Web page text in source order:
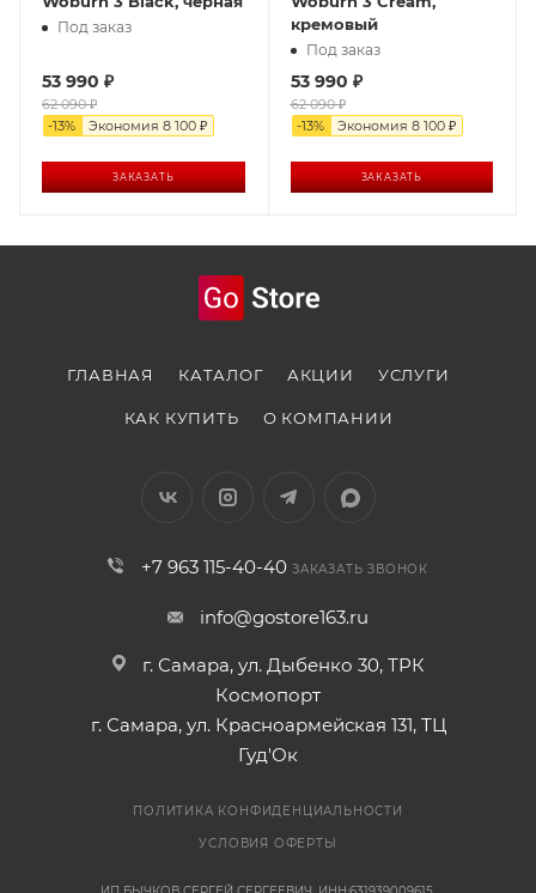
Под заказ
53 990 ₽
62 090₽
-13% Экономия 8 100 ₽
ЗАКАЗАТЬ
кремовый
Под заказ
53 990 ₽
62 090₽
-13% Экономия 8 100₽
ЗАКАЗАТЬ
ГЛАВНАЯ КАТАЛОГ АКЦИИ УСЛУГИ
КАК КУПИТЬ О КОМПАНИИ
+7 963 115-40-40 ЗАКАЗАТЬ ЗВОНОК
info@gostore163.ru
г. Самара, ул. Дыбенко 30, ТРК
Космопорт
г. Самара, ул. Красноармейская 131, ТЦ
Гуд'Ок
ПОЛИТИКА КОНФИДЕНЦИАЛЬНОСТИ
УСЛОВИЯ ОФЕРТЫ